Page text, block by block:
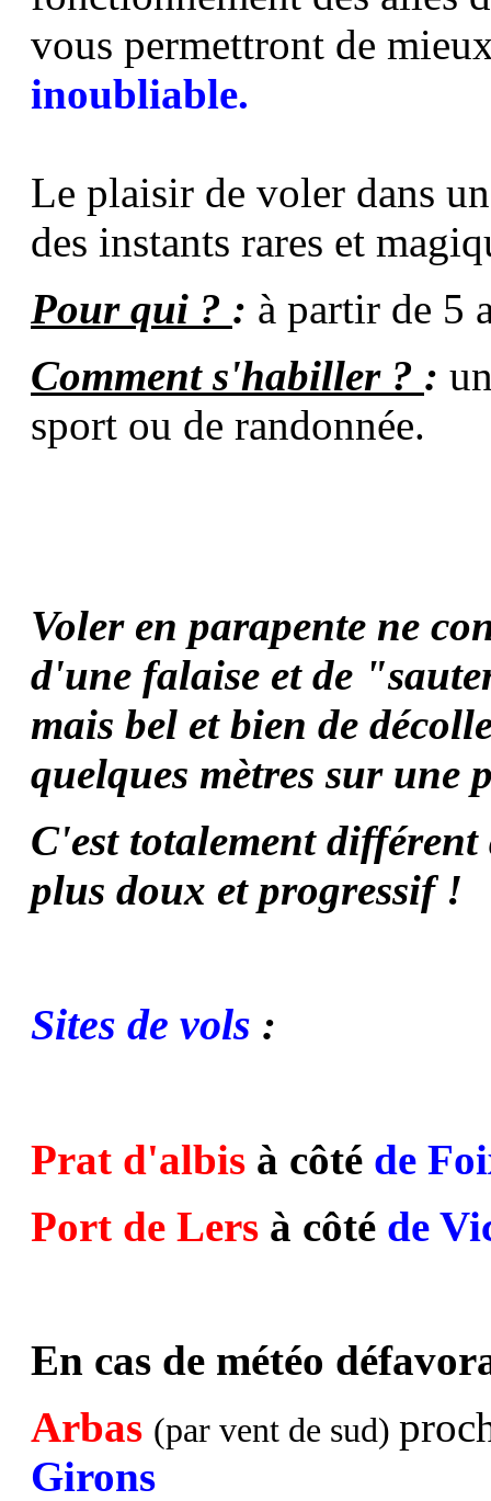
vous permettront de
inoubliable.
Le plaisir de voler dans
des instants rares et
Pour qui ? : à partir de 5
Comment s'habiller ? :
sport ou de randonnée.
Voler en parapente ne
d'une falaise et de
mais bel et bien de
quelques mètres sur une
C'est totalement
plus doux et progressif !
Sites de vols :
Prat d'albis à côté de
Port de Lers à côté de
En cas de météo
Arbas (par vent de sud)
Girons